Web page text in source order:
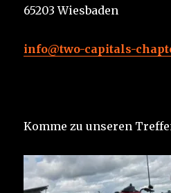
65203 Wiesbaden
info@two-capitals-
Komme zu unseren